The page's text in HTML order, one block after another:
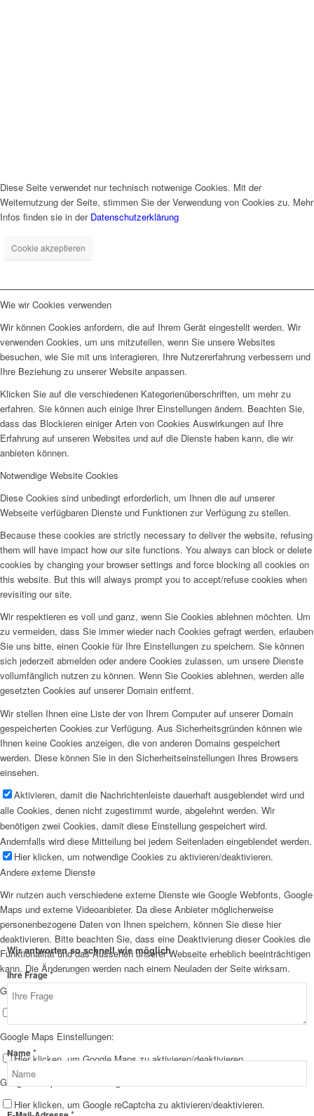
Diese Seite verwendet nur technisch notwenige Cookies. Mit der
Weiternutzung der Seite, stimmen Sie der Verwendung von Cookies zu. Mehr
Infos finden sie in der Datenschutzerklärung
Cookie akzeptieren
Wie wir Cookies verwenden
Wir können Cookies anfordern, die auf Ihrem Gerät eingestellt werden. Wir
verwenden Cookies, um uns mitzuteilen, wenn Sie unsere Websites
besuchen, wie Sie mit uns interagieren, Ihre Nutzererfahrung verbessern und
Ihre Beziehung zu unserer Website anpassen.
Klicken Sie auf die verschiedenen Kategorienüberschriften, um mehr zu
erfahren. Sie können auch einige Ihrer Einstellungen ändern. Beachten Sie,
dass das Blockieren einiger Arten von Cookies Auswirkungen auf Ihre
Erfahrung auf unseren Websites und auf die Dienste haben kann, die wir
anbieten können.
Notwendige Website Cookies
Diese Cookies sind unbedingt erforderlich, um Ihnen die auf unserer
Webseite verfügbaren Dienste und Funktionen zur Verfügung zu stellen.
Because these cookies are strictly necessary to deliver the website, refusing
them will have impact how our site functions. You always can block or delete
cookies by changing your browser settings and force blocking all cookies on
this website. But this will always prompt you to accept/refuse cookies when
revisiting our site.
Wir respektieren es voll und ganz, wenn Sie Cookies ablehnen möchten. Um
zu vermeiden, dass Sie immer wieder nach Cookies gefragt werden, erlauben
Sie uns bitte, einen Cookie für Ihre Einstellungen zu speichern. Sie können
sich jederzeit abmelden oder andere Cookies zulassen, um unsere Dienste
vollumfänglich nutzen zu können. Wenn Sie Cookies ablehnen, werden alle
gesetzten Cookies auf unserer Domain entfernt.
Wir stellen Ihnen eine Liste der von Ihrem Computer auf unserer Domain
gespeicherten Cookies zur Verfügung. Aus Sicherheitsgründen können wie
Ihnen keine Cookies anzeigen, die von anderen Domains gespeichert
werden. Diese können Sie in den Sicherheitseinstellungen Ihres Browsers
einsehen.
Aktivieren, damit die Nachrichtenleiste dauerhaft ausgeblendet wird und
alle Cookies, denen nicht zugestimmt wurde, abgelehnt werden. Wir
benötigen zwei Cookies, damit diese Einstellung gespeichert wird.
Andernfalls wird diese Mitteilung bei jedem Seitenladen eingeblendet werden.
Hier klicken, um notwendige Cookies zu aktivieren/deaktivieren.
Andere externe Dienste
Wir nutzen auch verschiedene externe Dienste wie Google Webfonts, Google
Maps und externe Videoanbieter. Da diese Anbieter möglicherweise
personenbezogene Daten von Ihnen speichern, können Sie diese hier
deaktivieren. Bitte beachten Sie, dass eine Deaktivierung dieser Cookies die
Funktionalität und das Aussehen unserer Webseite erheblich beeinträchtigen
kann. Die Änderungen werden nach einem Neuladen der Seite wirksam.
Google Webfont Einstellungen:
Google Maps Einstellungen:
Hier klicken, um Google Maps zu aktivieren/deaktivieren.
Google reCaptcha Einstellungen:
Hier klicken, um Google reCaptcha zu aktivieren/deaktivieren.
Wir antworten so schnell wie möglich.
Ihre Frage*
Datenschutz
Name*